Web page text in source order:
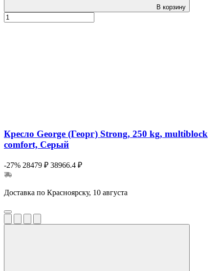
В корзину
Кресло George (Георг) Strong, 250 kg, multiblock
comfort, Серый
-27% 28479 ₽ 38966.4 ₽
Доставка по Красноярску, 10 августа